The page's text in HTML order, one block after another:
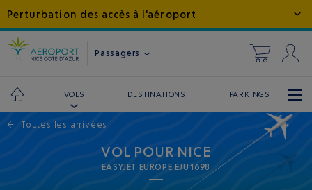
Perturbation des accès à l'aéroport
Passagers
VOLS DESTINATIONS PARKINGS
← Toutes les arrivées
VOL POUR NICE
EASYJET EUROPE EJU1698